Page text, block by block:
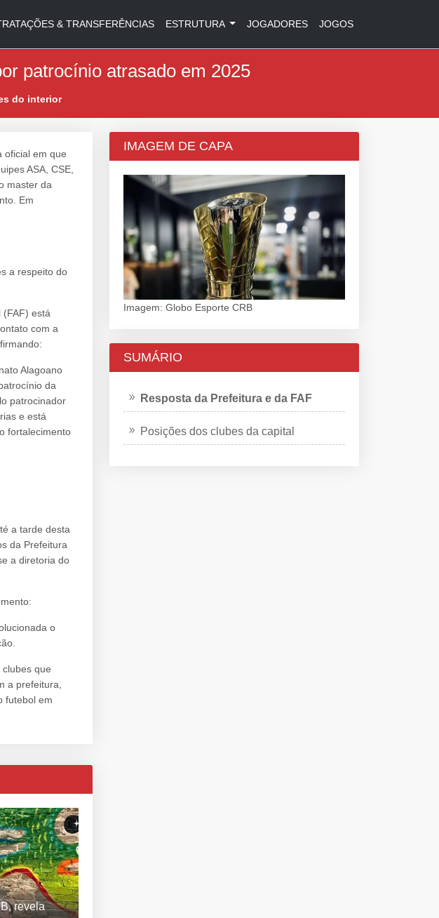
& TRANSFERÊNCIAS ESTRUTURA JOGADORES JOGOS
patrocínio atrasado em 2025
do interior
oficial em que
ASA, CSE,
master da
Em
a respeito do
está
com a
Alagoano
da
patrocinador
e está
fortalecimento
a tarde desta
da Prefeitura
a diretoria do
o
que
a prefeitura,
futebol em
revela
IMAGEM DE CAPA
Imagem: Globo Esporte CRB
SUMÁRIO
Resposta da Prefeitura e da FAF
Posições dos clubes da capital